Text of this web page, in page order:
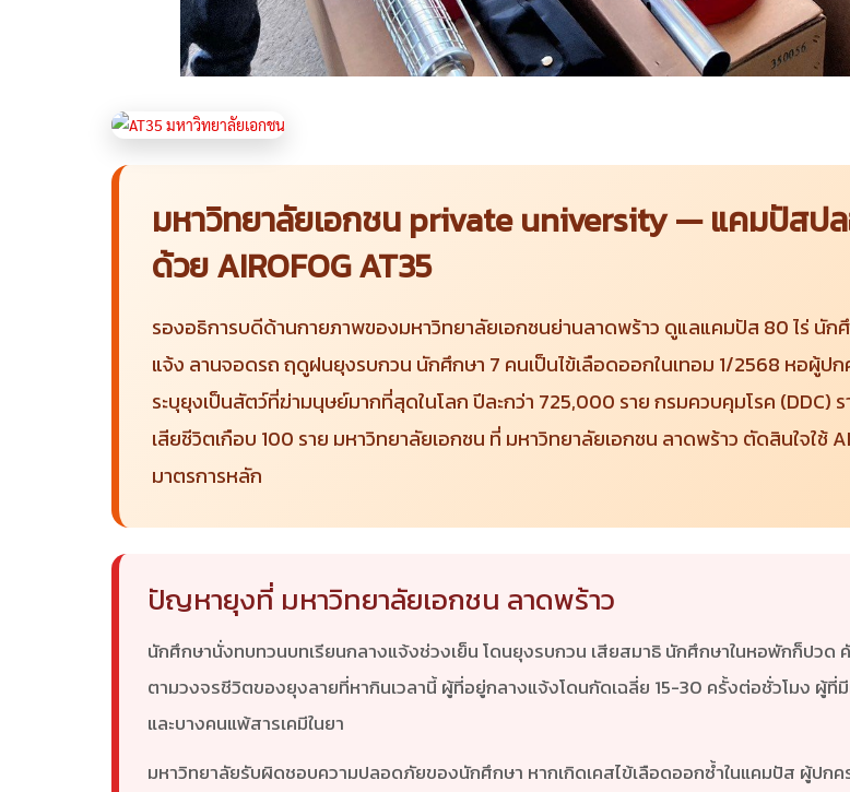
มหาวิทยาลัยเอกชน private university — แคมปัส
ด้วย AIROFOG AT35
รองอธิการบดีด้านกายภาพของมหาวิทยาลัยเอกชนย่านลาดพร้าว ดูแลแคมปัส 80 ไร่ นั
แจ้ง ลานจอดรถ ฤดูฝนยุงรบกวน นักศึกษา 7 คนเป็นไข้เลือดออกในเทอม 1/2568 หอผู้ปก
ระบุยุงเป็นสัตว์ที่ฆ่ามนุษย์มากที่สุดในโลก ปีละกว่า 725,000 ราย กรมควบคุมโรค (DDC)
เสียชีวิตเกือบ 100 ราย มหาวิทยาลัยเอกชน ที่ มหาวิทยาลัยเอกชน ลาดพร้าว ตัดสินใจใช้
มาตรการหลัก
ปัญหายุงที่ มหาวิทยาลัยเอกชน ลาดพร้าว
นักศึกษานั่งทบทวนบทเรียนกลางแจ้งช่วงเย็น โดนยุงรบกวน เสียสมาธิ นักศึกษาในหอพักก็ปว
ตามวงจรชีวิตของยุงลายที่หากินเวลานี้ ผู้ที่อยู่กลางแจ้งโดนกัดเฉลี่ย 15-30 ครั้งต่อชั่วโมง ผู้
และบางคนแพ้สารเคมีในยา
มหาวิทยาลัยรับผิดชอบความปลอดภัยของนักศึกษา หากเกิดเคสไข้เลือดออกซ้ำในแคมปัส ผู้ปก